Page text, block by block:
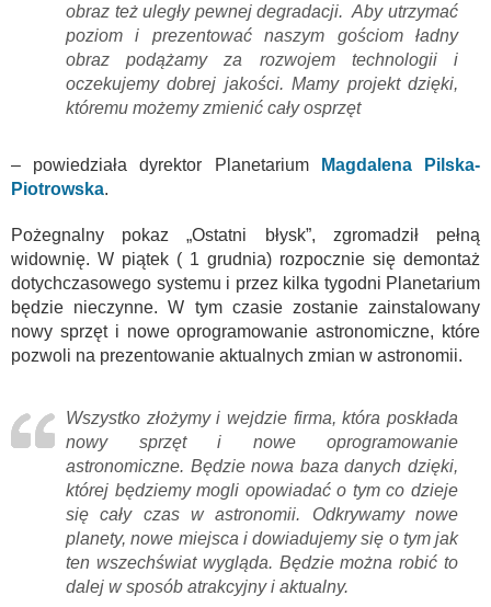
obraz też uległy pewnej degradacji. Aby utrzymać
poziom i prezentować naszym gościom ładny
obraz podążamy za rozwojem technologii i
oczekujemy dobrej jakości. Mamy projekt dzięki,
któremu możemy zmienić cały osprzęt
– powiedziała dyrektor Planetarium
Magdalena Pilska-
Piotrowska.
Pożegnalny pokaz „Ostatni błysk”, zgromadził pełną
widownię. W piątek ( 1 grudnia) rozpocznie się demontaż
dotychczasowego systemu i przez kilka tygodni Planetarium
będzie nieczynne. W tym czasie zostanie zainstalowany
nowy sprzęt i nowe oprogramowanie astronomiczne, które
pozwoli na prezentowanie aktualnych zmian w astronomii.
Wszystko złożymy i wejdzie firma, która poskłada
nowy sprzęt i nowe oprogramowanie
astronomiczne. Będzie nowa baza danych dzięki,
której będziemy mogli opowiadać o tym co dzieje
się cały czas w astronomii. Odkrywamy nowe
planety, nowe miejsca i dowiadujemy się o tym jak
ten wszechświat wygląda. Będzie można robić to
dalej w sposób atrakcyjny i aktualny.